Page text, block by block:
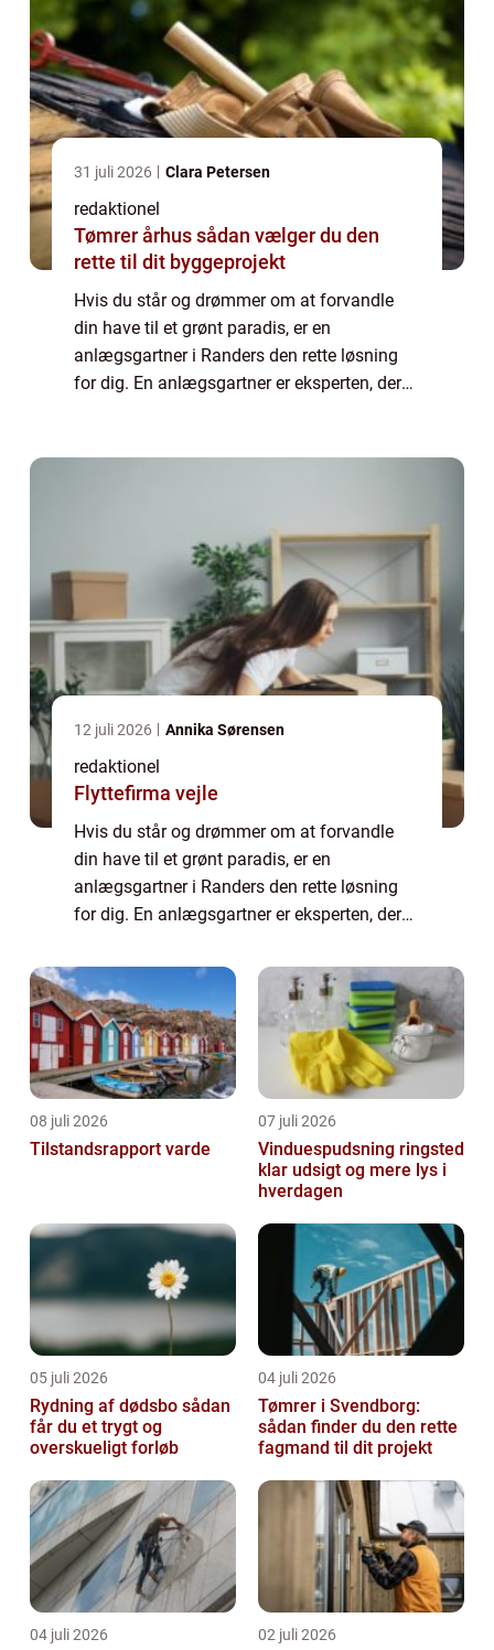
31 juli 2026 Clara Petersen
redaktionel
Tømrer århus sådan vælger du den
rette til dit byggeprojekt
Hvis du står og drømmer om at forvandle
din have til et grønt paradis, er en
anlægsgartner i Randers den rette løsning
for dig. En anlægsgartner er eksperten, der
12 juli 2026 Annika Sørensen
redaktionel
Flyttefirma vejle
Hvis du står og drømmer om at forvandle
din have til et grønt paradis, er en
anlægsgartner i Randers den rette løsning
for dig. En anlægsgartner er eksperten, der
haveprojekter og skabe et smukt og
funktionelt udemilj...
08 juli 2026
Tilstandsrapport varde
07 juli 2026
Vinduespudsning ringsted
klar udsigt og mere lys i
hverdagen
05 juli 2026
Rydning af dødsbo sådan
får du et trygt og
overskueligt forløb
04 juli 2026
Tømrer i Svendborg:
sådan finder du den rette
fagmand til dit projekt
04 juli 2026 02 juli 2026